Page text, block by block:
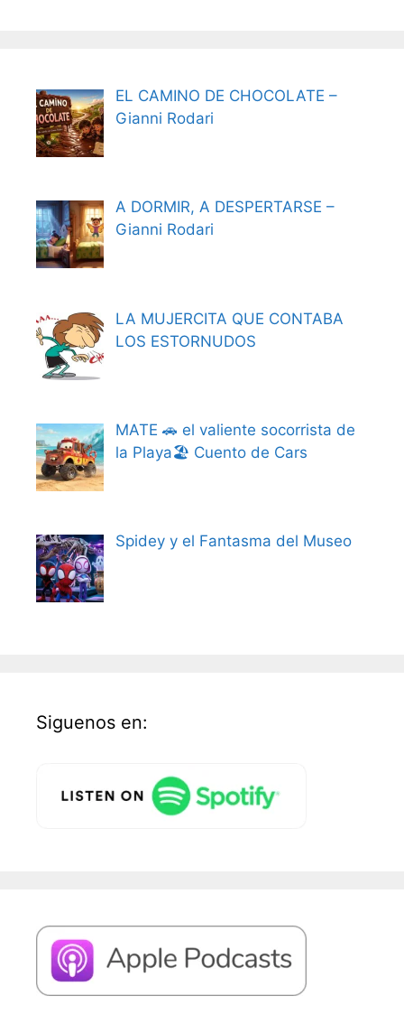
EL CAMINO DE CHOCOLATE –
Gianni Rodari
A DORMIR, A DESPERTARSE –
Gianni Rodari
LA MUJERCITA QUE CONTABA
LOS ESTORNUDOS
MATE 🚗 el valiente socorrista de
la Playa🏖️ Cuento de Cars
Spidey y el Fantasma del Museo
Siguenos en: